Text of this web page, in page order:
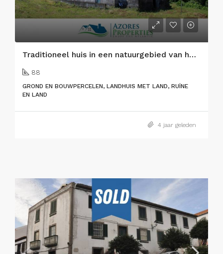
Traditioneel huis in een natuurgebied van het eiland Faial
88
GROND EN BOUWPERCELEN, LANDHUIS MET LAND, RUÏNE
EN LAND
4 jaar geleden